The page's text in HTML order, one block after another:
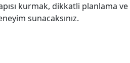
kurmak, dikkatli planlama
sunacaksınız.